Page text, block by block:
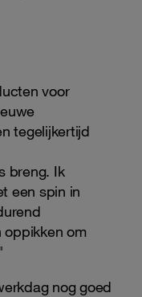
voor
tegelijkertijd
breng. Ik
een spin in
oppikken om
nog goed